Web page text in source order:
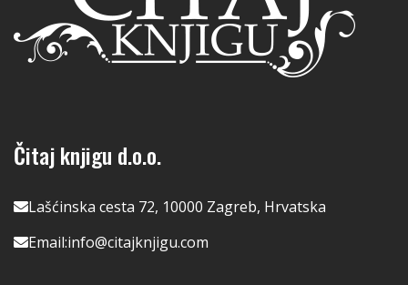
Čitaj knjigu d.o.o.
Lašćinska cesta 72, 10000 Zagreb, Hrvatska
Email:info@citajknjigu.com